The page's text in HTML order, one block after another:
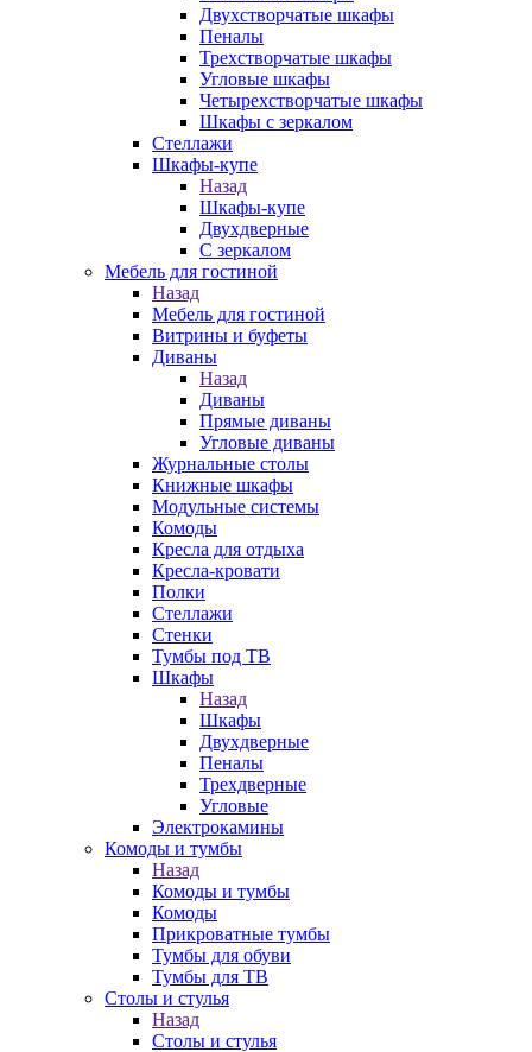
Двухстворчатые шкафы
Пеналы
Трехстворчатые шкафы
Угловые шкафы
Четырехстворчатые шкафы
Шкафы с зеркалом
Стеллажи
Шкафы-купе
Назад
Шкафы-купе
Двухдверные
С зеркалом
Мебель для гостиной
Назад
Мебель для гостиной
Витрины и буфеты
Диваны
Назад
Диваны
Прямые диваны
Угловые диваны
Журнальные столы
Книжные шкафы
Модульные системы
Комоды
Кресла для отдыха
Кресла-кровати
Полки
Стеллажи
Стенки
Тумбы под ТВ
Шкафы
Назад
Шкафы
Двухдверные
Пеналы
Трехдверные
Угловые
Электрокамины
Комоды и тумбы
Назад
Комоды и тумбы
Комоды
Прикроватные тумбы
Тумбы для обуви
Тумбы для ТВ
Столы и стулья
Назад
Столы и стулья